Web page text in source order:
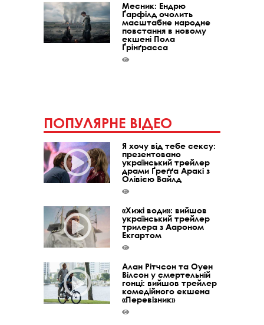
Месник: Ендрю
Ґарфілд очолить
масштабне народне
повстання в новому
екшені Пола
Ґрінґрасса
ПОПУЛЯРНЕ ВІДЕО
Я хочу від тебе сексу:
презентовано
український трейлер
драми Ґреґґа Аракі з
Олівією Вайлд
«Хижі води»: вийшов
український трейлер
трилера з Аароном
Екгартом
Алан Рітчсон та Оуен
Вілсон у смертельній
гонці: вийшов трейлер
комедійного екшена
«Перевізник»